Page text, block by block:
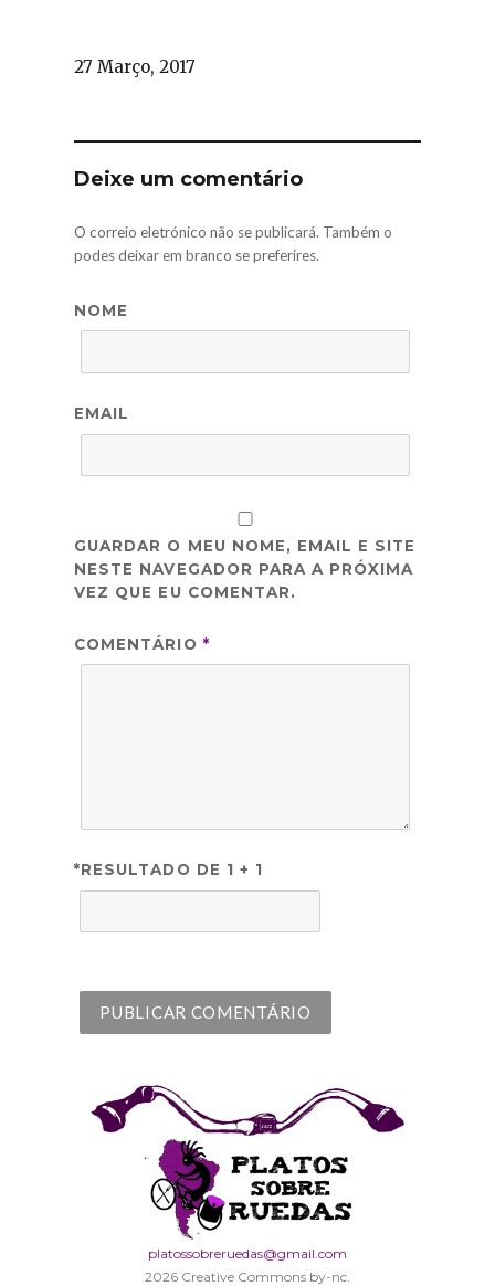
27 Março, 2017
Deixe um comentário
O correio eletrónico não se publicará. Também o
podes deixar em branco se preferires.
NOME
EMAIL
GUARDAR O MEU NOME, EMAIL E SITE
NESTE NAVEGADOR PARA A PRÓXIMA
VEZ QUE EU COMENTAR.
COMENTÁRIO *
*RESULTADO DE 1 + 1
platossobreruedas@gmail.com
2026 Creative Commons by-nc.